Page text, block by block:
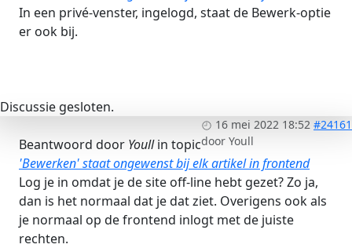
In een privé-venster, ingelogd, staat de Bewerk-optie
er ook bij.
Discussie gesloten.
16 mei 2022 18:52 #24161
door Youll
Beantwoord door Youllin topic
'Bewerken' staat ongewenst bij elk artikel in frontend
Log je in omdat je de site off-line hebt gezet? Zo ja,
dan is het normaal dat je dat ziet. Overigens ook als
je normaal op de frontend inlogt met de juiste
rechten.